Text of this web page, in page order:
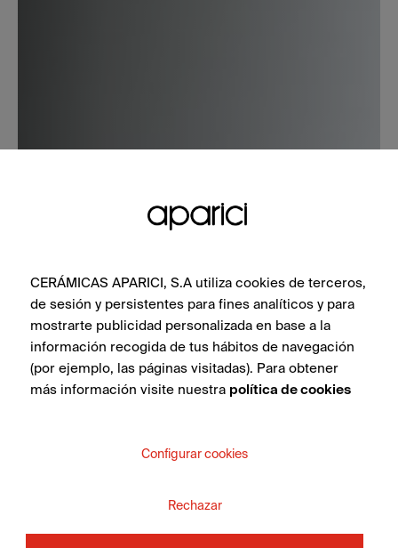
CERÁMICAS APARICI, S.A utiliza cookies de terceros,
de sesión y persistentes para fines analíticos y para
mostrarte publicidad personalizada en base a la
información recogida de tus hábitos de navegación
(por ejemplo, las páginas visitadas). Para obtener
más información visite nuestra política de cookies
Configurar cookies
Rechazar